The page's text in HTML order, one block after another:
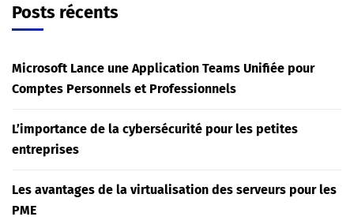
Posts récents
Microsoft Lance une Application Teams Unifiée pour
Comptes Personnels et Professionnels
L’importance de la cybersécurité pour les petites
entreprises
Les avantages de la virtualisation des serveurs pour les
PME